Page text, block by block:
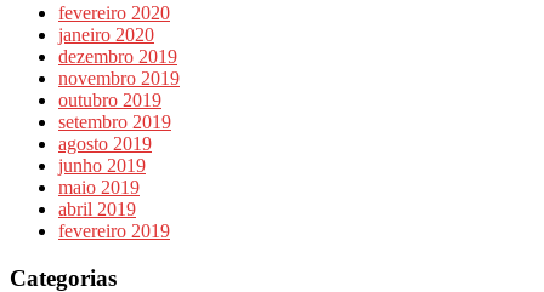
fevereiro 2020
janeiro 2020
dezembro 2019
novembro 2019
outubro 2019
setembro 2019
agosto 2019
junho 2019
maio 2019
abril 2019
fevereiro 2019
Categorias